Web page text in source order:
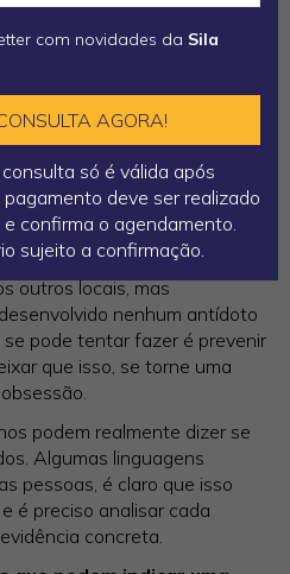
encontra uma segunda
e os sentimentos de
sendo assim, mudanças de
personalidade, são os
relação não está harmoniosa
haver uma traição é muito
e real em prol de 'segurar' o
homem como a mulher
dia-a-dia, no seu trabalho, na
outros locais, mas
nenhum antídoto
pode tentar fazer é prevenir
que isso, se torne uma
podem realmente dizer se
Algumas linguagens
pessoas, é claro que isso
é preciso analisar cada
concreta.
com novidades da Sila
AGORA!
só é válida após
deve ser realizado
confirma o agendamento.
sujeito a confirmação.